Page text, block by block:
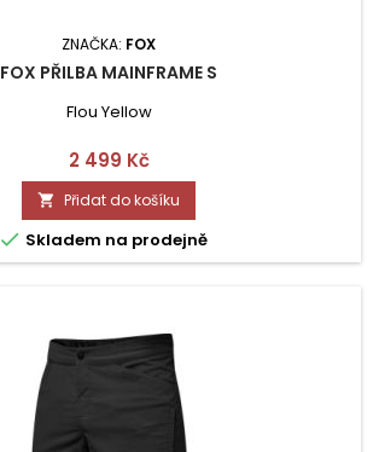
ZNAČKA: FOX
FOX PŘILBA MAINFRAME S
Flou Yellow
Cena
2 499 Kč
 Přidat do košíku
 Skladem na prodejně